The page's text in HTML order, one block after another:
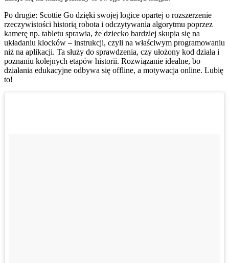
Po drugie: Scottie Go dzięki swojej logice opartej o rozszerzenie
rzeczywistości historią robota i odczytywania algorytmu poprzez
kamerę np. tabletu sprawia, że dziecko bardziej skupia się na
układaniu klocków – instrukcji, czyli na właściwym programowaniu
niż na aplikacji. Ta służy do sprawdzenia, czy ułożony kod działa i
poznaniu kolejnych etapów historii. Rozwiązanie idealne, bo
działania edukacyjne odbywa się offline, a motywacja online. Lubię
to!